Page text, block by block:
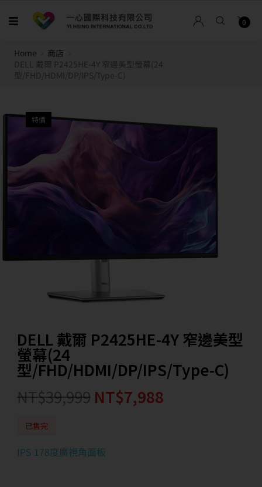
0
Home
商店
DELL 戴爾 P2425HE-4Y 窄邊美型螢幕(24
型/FHD/HDMI/DP/IPS/Type-C)
特價
DELL 戴爾 P2425HE-4Y 窄邊美型
螢幕(24
型/FHD/HDMI/DP/IPS/Type-C)
NT$39,999 NT$7,988
已售完
IPS 178度廣視角面板